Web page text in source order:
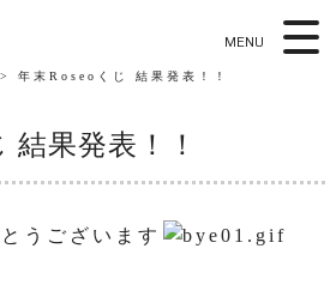
MENU
年末Roseoくじ 結果発表！！
結果発表！！
うございます